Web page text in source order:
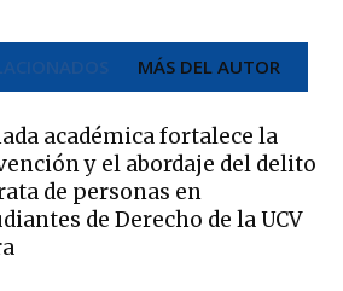
MÁS DEL AUTOR
académica fortalece la
y el abordaje del delito
de personas en
de Derecho de la UCV